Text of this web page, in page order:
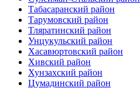
Табасаранский район
Тарумовский район
Тляратинский район
Унцукульский район
Хасавюртовский район
Хивский район
Хунзахский район
Цумадинский район